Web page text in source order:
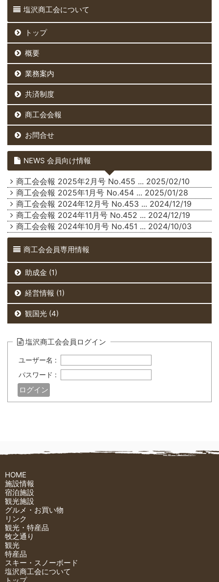
塩沢商工会について
トップ
概要
業務案内
共済制度
商工会会報
お問合せ
NEWS 会員向け情報
商工会会報 2025年2月号 No.455 ... 2025/02/10
商工会会報 2025年1月号 No.454 ... 2025/01/28
商工会会報 2024年12月号 No.453 ... 2024/12/19
商工会会報 2024年11月号 No.452 ... 2024/12/19
商工会会報 2024年10月号 No.451 ... 2024/10/03
商工会会員専用情報
助成金 (1)
経営情報 (1)
観国光 (4)
塩沢商工会会員ログイン
ユーザー名 :
パスワード :
HOME
施設情報
宿泊施設
観光施設
グルメ・お買い物
リンク
観光・特産品
牧之通り
観光
特産品
スキー・スノーボード
塩沢商工会について